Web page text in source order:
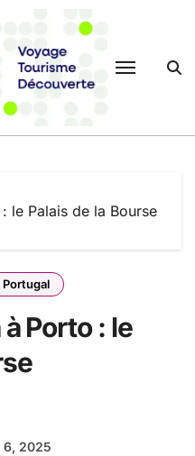
le Palais de la Bourse
Portugal
Porto : le
6, 2025